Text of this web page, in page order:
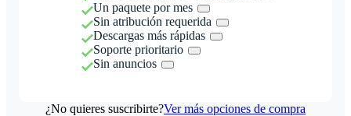
Un paquete por mes
Sin atribución requerida
Descargas más rápidas
Soporte prioritario
Sin anuncios
¿No quieres suscribirte?Ver más opciones de compra